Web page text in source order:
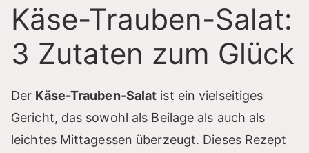
Käse-Trauben-Salat:
3 Zutaten zum Glück
Der Käse-Trauben-Salat ist ein vielseitiges
Gericht, das sowohl als Beilage als auch als
leichtes Mittagessen überzeugt. Dieses Rezept